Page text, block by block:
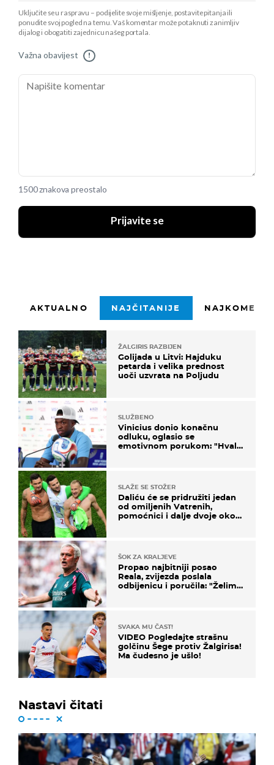
Uključite se u raspravu – podijelite svoje mišljenje, postavite pitanja ili
ponudite svoj pogled na temu. Vaš komentar može potaknuti zanimljiv
dijalog i obogatiti zajednicu našeg portala.
Važna obavijest !
1500 znakova preostalo
Prijavite se
AKTUALNO NAJČITANIJE
ŽALGIRIS RAZBIJEN
Golijada u Litvi: Hajduku
petarda i velika prednost
uoči uzvrata na Poljudu
SLUŽBENO
Vinicius donio konačnu
odluku, oglasio se
emotivnom porukom: "Hvala
SLAŽE SE STOŽER
Daliću će se pridružiti jedan
od omiljenih Vatrenih,
pomoćnici i dalje dvoje oko
ŠOK ZA KRALJEVE
Propao najbitniji posao
Reala, zvijezda poslala
odbijenicu i poručila: "Želim
SVAKA MU ČAST!
VIDEO Pogledajte strašnu
golčinu Šege protiv Žalgirisa!
Ma čudesno je ušlo!
Nastavi čitati